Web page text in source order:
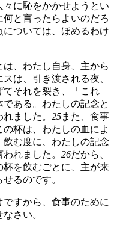
に恥をかかせようとい
と言ったらよいのだろ
ついては、ほめるわけ
、わたし自身、主から
は、引き渡される夜、
てそれを裂き、「これ
ある。わたしの記念と
ました。 25また、食事
杯は、わたしの血によ
む度に、わたしの記念
れました。 26だから、
を飲むごとに、主が来
るのです。
すから、食事のために
さい。